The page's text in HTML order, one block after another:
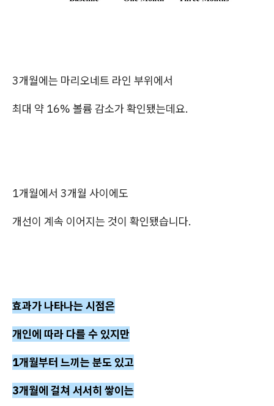
3개월에는 마리오네트 라인 부위에서
최대 약 16% 볼륨 감소가 확인됐는데요.
1개월에서 3개월 사이에도
개선이 계속 이어지는 것이 확인됐습니다.
효과가 나타나는 시점은
개인에 따라 다를 수 있지만
1개월부터 느끼는 분도 있고
3개월에 걸쳐 서서히 쌓이는